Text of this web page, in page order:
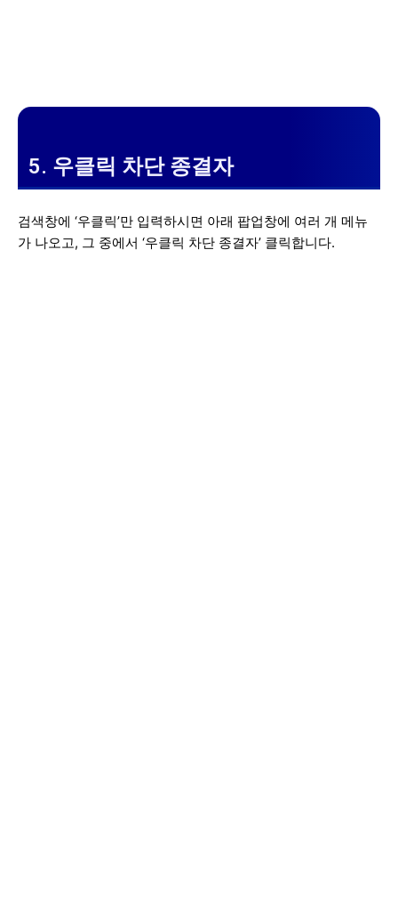
5. 우클릭 차단 종결자
검색창에 ‘우클릭’만 입력하시면 아래 팝업창에 여러 개 메뉴
가 나오고, 그 중에서 ‘우클릭 차단 종결자’ 클릭합니다.